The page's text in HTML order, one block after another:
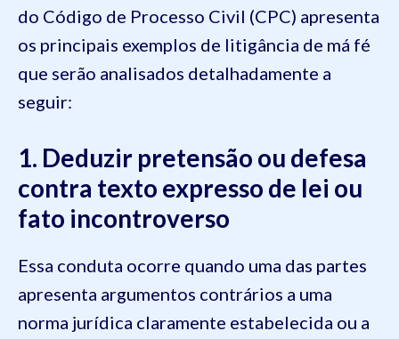
do Código de Processo Civil (CPC) apresenta
os principais exemplos de litigância de má fé
que serão analisados detalhadamente a
seguir:
1. Deduzir pretensão ou defesa
contra texto expresso de lei ou
fato incontroverso
Essa conduta ocorre quando uma das partes
apresenta argumentos contrários a uma
norma jurídica claramente estabelecida ou a